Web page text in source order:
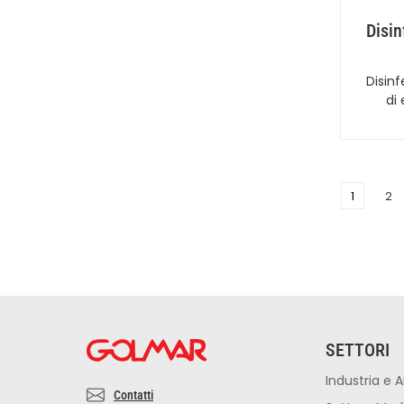
di
1 2
Contatti
SETTORI
Industria e